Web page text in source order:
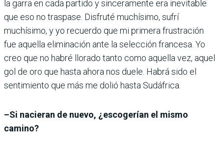
la garra en cada partido y sinceramente era inevitable
que eso no traspase. Disfruté muchísimo, sufrí
muchísimo, y yo recuerdo que mi primera frustración
fue aquella eliminación ante la selección francesa. Yo
creo que no habré llorado tanto como aquella vez, aquel
gol de oro que hasta ahora nos duele. Habrá sido el
sentimiento que más me dolió hasta Sudáfrica.
–Si nacieran de nuevo, ¿escogerían el mismo
camino?